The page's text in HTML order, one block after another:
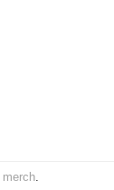
merch